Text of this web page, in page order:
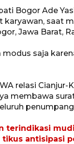
Bogor Ade
saat
Jawa Barat,
modus saja
relasi
membawa
terindikasi
tikus antisipasi